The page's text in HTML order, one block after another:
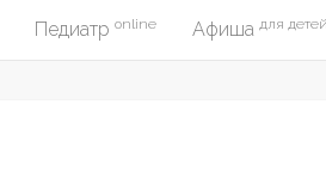
Педиатр online Афиша для детей